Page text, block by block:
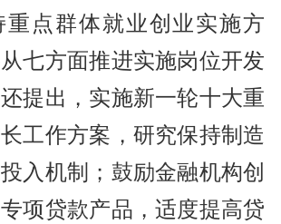
重点群体就业创业实施方
七方面推进实施岗位开发
提出，实施新一轮十大重
工作方案，研究保持制造
入机制；鼓励金融机构创
项贷款产品，适度提高贷